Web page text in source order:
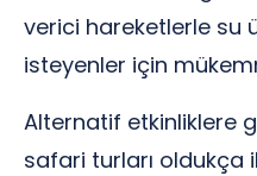
verici hareketlerle su
isteyenler için
Alternatif etkinliklere
safari turları oldukça